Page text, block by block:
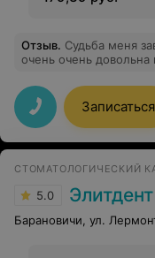
Отзыв. Судьба меня
очень очень
Записаться
СТОМАТОЛОГИЧЕСКИЙ
5.0 Элитдент
Барановичи, ул.